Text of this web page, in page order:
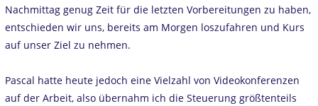
Nachmittag genug Zeit für die letzten Vorbereitungen zu haben,
entschieden wir uns, bereits am Morgen loszufahren und Kurs
auf unser Ziel zu nehmen.
Pascal hatte heute jedoch eine Vielzahl von Videokonferenzen
auf der Arbeit, also übernahm ich die Steuerung größtenteils